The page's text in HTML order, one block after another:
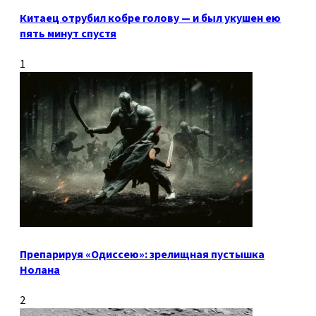
Китаец отрубил кобре голову — и был укушен ею
пять минут спустя
1
Препарируя «Одиссею»: зрелищная пустышка
Нолана
2